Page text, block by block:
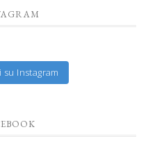
su Instagram